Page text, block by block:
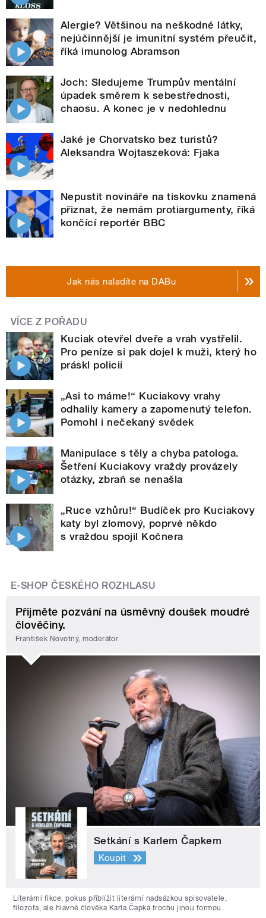
Alergie? Většinou na neškodné látky,
nejúčinnější je imunitní systém přeučit,
říká imunolog Abramson
Joch: Sledujeme Trumpův mentální
úpadek směrem k sebestřednosti,
chaosu. A konec je v nedohlednu
Jaké je Chorvatsko bez turistů?
Aleksandra Wojtaszeková: Fjaka
Nepustit novináře na tiskovku znamená
přiznat, že nemám protiargumenty, říká
končící reportér BBC
Jak nás naladíte na DABu
VÍCE Z POŘADU
Kuciak otevřel dveře a vrah vystřelil.
Pro peníze si pak dojel k muži, který ho
práskl policii
„Asi to máme!“ Kuciakovy vrahy
odhalily kamery a zapomenutý telefon.
Pomohl i nečekaný svědek
Manipulace s těly a chyba patologa.
Šetření Kuciakovy vraždy provázely
otázky, zbraň se nenašla
„Ruce vzhůru!“ Budíček pro Kuciakovy
katy byl zlomový, poprvé někdo
s vraždou spojil Kočnera
E-SHOP ČESKÉHO ROZHLASU
Přijměte pozvání na úsměvný doušek moudré
člověčiny.
František Novotný, moderátor
Setkání s Karlem Čapkem
Koupit
Literární fikce, pokus přiblížit literární nadsázkou spisovatele,
filozofa, ale hlavně člověka Karla Čapka trochu jinou formou.